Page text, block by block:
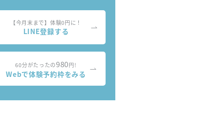
【今月末まで】体験0円に！
LINE登録する
60分がたったの980円!
Webで体験予約枠をみる